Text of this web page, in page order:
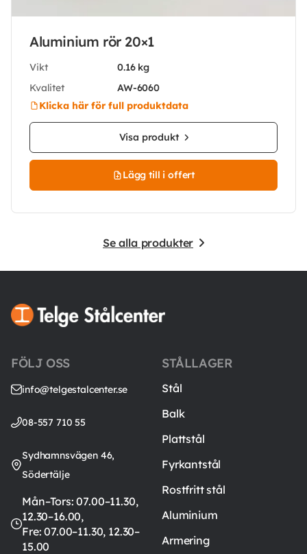
Aluminium rör 20×1
Vikt
0.16 kg
Kvalitet
AW-6060
Klicka här för full produktdata
Visa produkt
Lägg till i offert
Se alla produkter
FÖLJ OSS
info@telgestalcenter.se
08-557 710 55
Sydhamnsvägen 46,
Södertälje
Mån–Tors: 07.00–11.30,
12.30–16.00,
Fre: 07.00–11.30, 12.30–
15.00
STÅLLAGER
Stål
Balk
Plattstål
Fyrkantstål
Rostfritt stål
Aluminium
Armering